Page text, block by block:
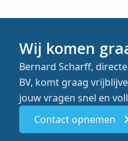
Wij komen
Bernard Scharff,
BV, komt graag
jouw vragen snel en
Contact opnemen